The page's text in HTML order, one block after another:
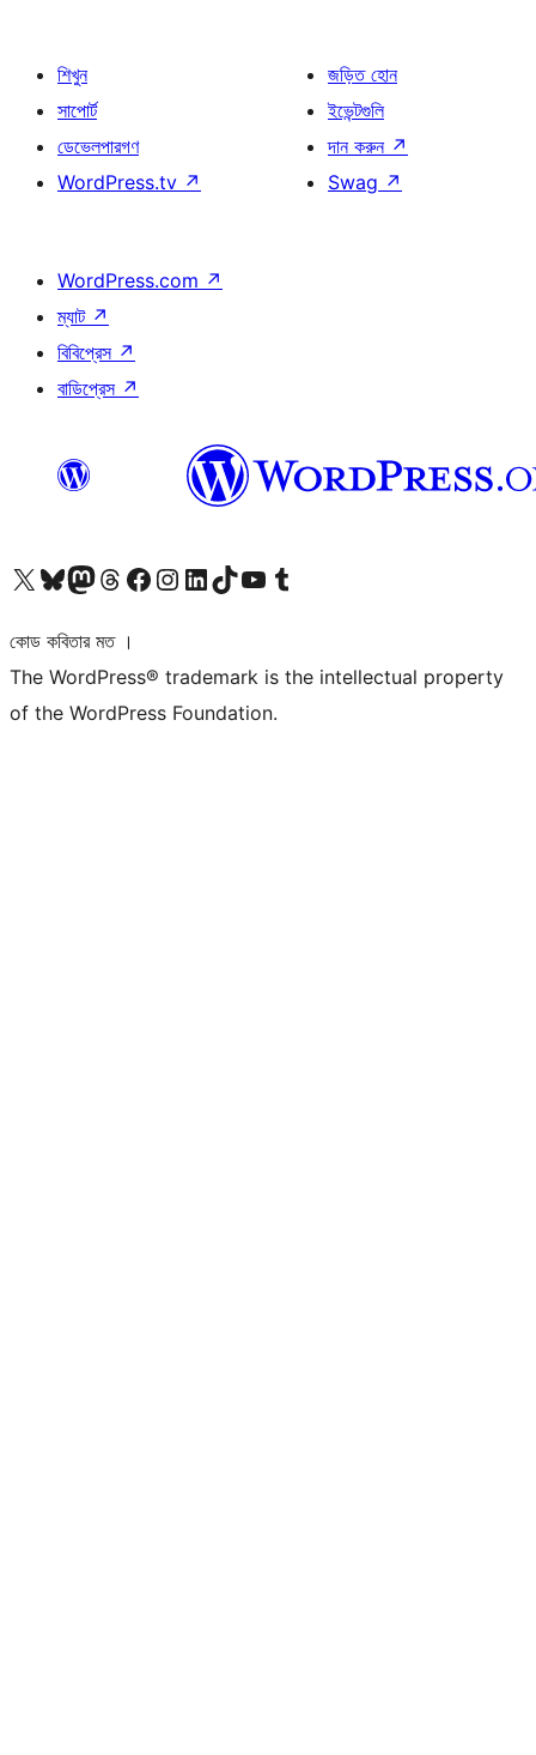
শিখুন
সাপোর্ট
ডেভেলপারগণ
WordPress.tv ↗
জড়িত হোন
ইভেন্টগুলি
দান করুন ↗
Swag ↗
WordPress.com ↗
ম্যাট ↗
বিবিপ্রেস ↗
বাডিপ্রেস ↗
আমাদের X (আগের টুইটার) অ্যাকাউন্টে যানআমাদের Bluesky অ্যাকাউন্টটি দেখুনআমাদের মাস্টোডন অ্যাকাউন্টটি দেখুনআমাদের থ্রেডস অ্যাকাউন্টটি দেখুনআমাদের ফেসবুক পেজ দেখুনআমাদের ইন্সটাগ্রাম অ্যাকাউন্ট দেখুনআমাদের লিঙ্কডইন অ্যাকাউন্টে যানআমাদের TikTok অ্যাকাউন্টটি দেখুনআমাদের ইউটিউব চ্যানেলে যান আমাদের টাম্বলার অ্যাকাউন্ট দেখুন
কোড কবিতার মত ।
The WordPress® trademark is the intellectual property
of the WordPress Foundation.